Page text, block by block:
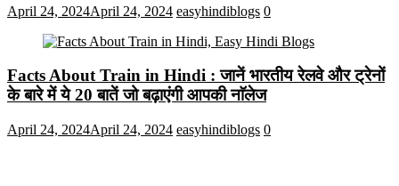
April 24, 2024April 24, 2024 easyhindiblogs 0
Facts About Train in Hindi : जानें भारतीय रेलवे और ट्रेनों
के बारे में ये 20 बातें जो बढ़ाएंगी आपकी नाॅलेज
April 24, 2024April 24, 2024 easyhindiblogs 0